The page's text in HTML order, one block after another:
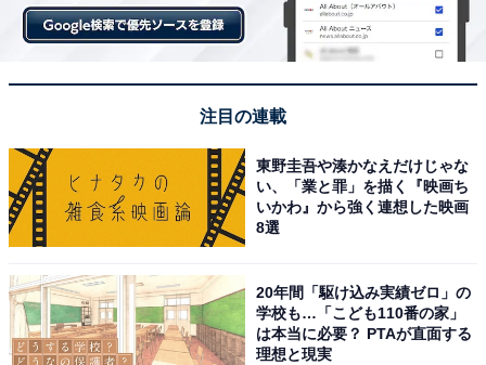
注目の連載
東野圭吾や湊かなえだけじゃな
い、「業と罪」を描く『映画ち
いかわ』から強く連想した映画
8選
20年間「駆け込み実績ゼロ」の
学校も…「こども110番の家」
は本当に必要？ PTAが直面する
理想と現実